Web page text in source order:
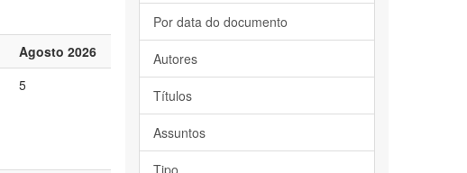
Agosto 2026
5
Por data do documento
Autores
Títulos
Assuntos
Tipo